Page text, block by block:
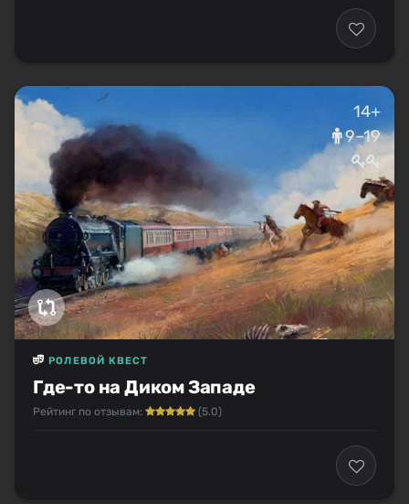
14+
9–19
Где-то на Диком Западе
РОЛЕВОЙ КВЕСТ
Рейтинг по отзывам: (5.0)